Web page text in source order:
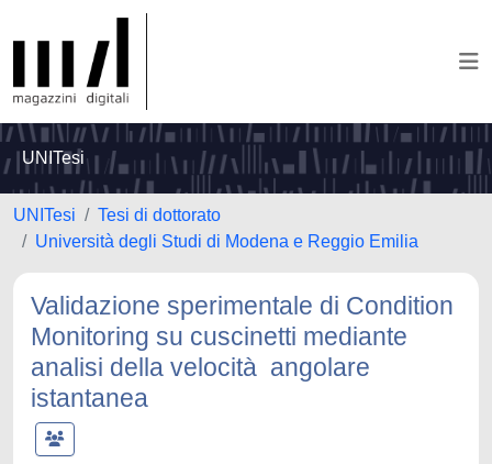
UNITesi
UNITesi
Tesi di dottorato
Università degli Studi di Modena e Reggio Emilia
Validazione sperimentale di Condition
Monitoring su cuscinetti mediante
analisi della velocità angolare
istantanea